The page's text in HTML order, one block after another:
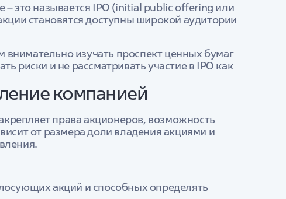
это называется IPO (initial public offering или
становятся доступны широкой аудитории
изучать проспект ценных бумаг
риски и не рассматривать участие в IPO как
компанией
права акционеров, возможность
от размера доли владения акциями и
акций и способных определять